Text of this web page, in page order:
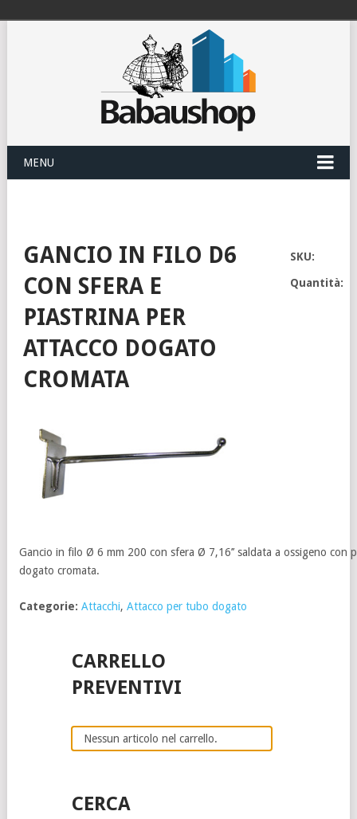
MENU
GANCIO IN FILO D6
CON SFERA E
PIASTRINA PER
ATTACCO DOGATO
CROMATA
SKU:
Quantità:
Gancio in filo Ø 6 mm 200 con sfera Ø 7,16’’ saldata a ossigeno con
dogato cromata.
Categorie: Attacchi, Attacco per tubo dogato
CARRELLO
PREVENTIVI
Nessun articolo nel carrello.
CERCA